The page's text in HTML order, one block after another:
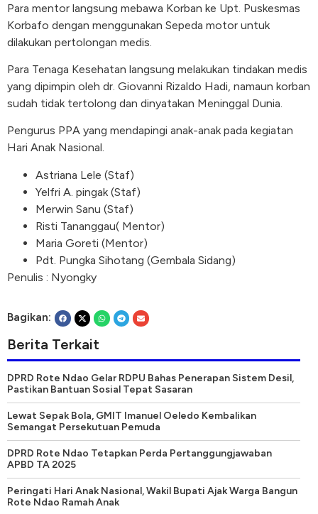
Berita Terkait
DPRD Rote Ndao Gelar RDPU Bahas Penerapan Sistem Desil,
Pastikan Bantuan Sosial Tepat Sasaran
Lewat Sepak Bola, GMIT Imanuel Oeledo Kembalikan
Semangat Persekutuan Pemuda
DPRD Rote Ndao Tetapkan Perda Pertanggungjawaban
APBD TA 2025
Peringati Hari Anak Nasional, Wakil Bupati Ajak Warga Bangun
Rote Ndao Ramah Anak
Para mentor langsung mebawa Korban ke Upt. Puskesmas
Korbafo dengan menggunakan Sepeda motor untuk
dilakukan pertolongan medis.
Para Tenaga Kesehatan langsung melakukan tindakan medis
yang dipimpin oleh dr. Giovanni Rizaldo Hadi, namaun korban
sudah tidak tertolong dan dinyatakan Meninggal Dunia.
Pengurus PPA yang mendapingi anak-anak pada kegiatan
Hari Anak Nasional.
Astriana Lele (Staf)
Yelfri A. pingak (Staf)
Merwin Sanu (Staf)
Risti Tananggau( Mentor)
Maria Goreti (Mentor)
Pdt. Pungka Sihotang (Gembala Sidang)
Penulis : Nyongky
Bagikan: